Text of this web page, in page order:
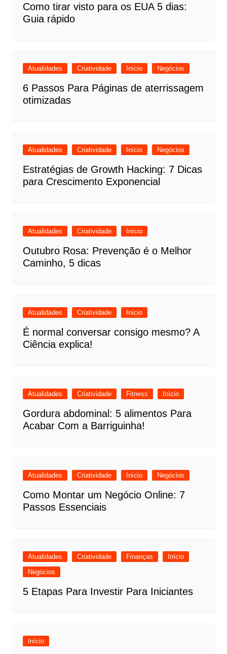
Como tirar visto para os EUA 5 dias:
Guia rápido
Atualidades Criatividade Início Negócios
6 Passos Para Páginas de aterrissagem
otimizadas
Atualidades Criatividade Início Negócios
Estratégias de Growth Hacking: 7 Dicas
para Crescimento Exponencial
Atualidades Criatividade Início
Outubro Rosa: Prevenção é o Melhor
Caminho, 5 dicas
Atualidades Criatividade Início
É normal conversar consigo mesmo? A
Ciência explica!
Atualidades Criatividade Fitness Início
Gordura abdominal: 5 alimentos Para
Acabar Com a Barriguinha!
Atualidades Criatividade Início Negócios
Como Montar um Negócio Online: 7
Passos Essenciais
Atualidades Criatividade Finanças
Início
Negócios
5 Etapas Para Investir Para Iniciantes
Início